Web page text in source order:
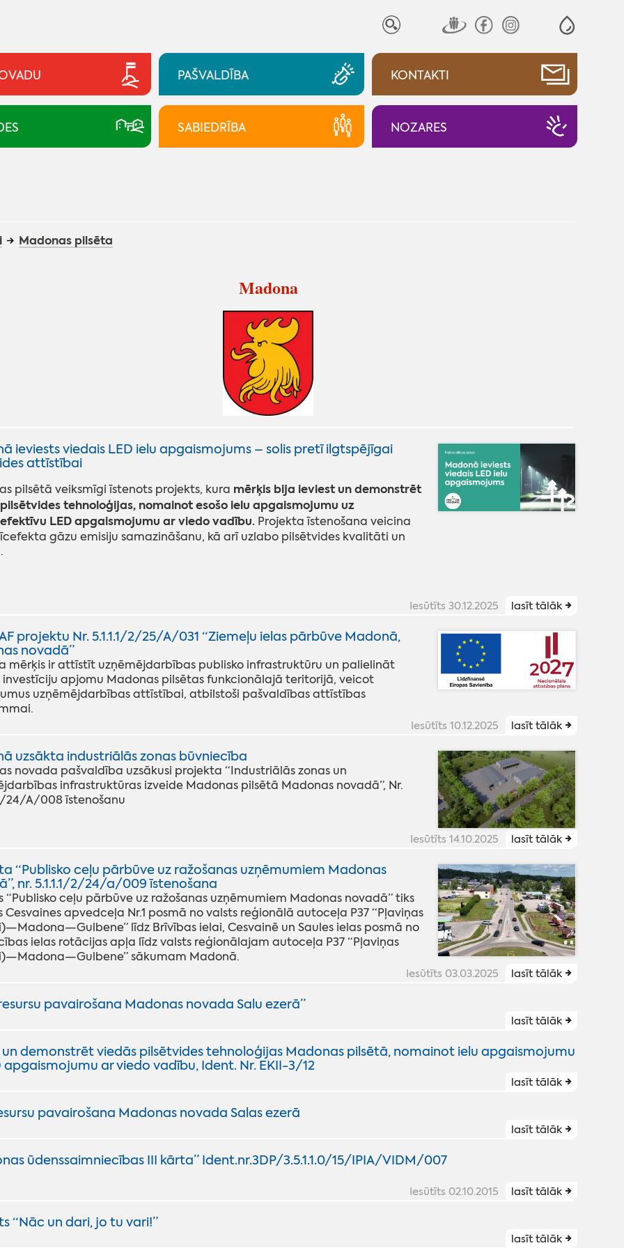
PAŠVALDĪBA KONTAKTI
SABIEDRĪBA NOZARES
Madonas pilsēta
Madona
ieviests viedais LED ielu apgaismojums – solis pretī ilgtspējīgai
attīstībai
pilsētā veiksmīgi īstenots projekts, kura mērķis bija ieviest un demonstrēt
tehnoloģijas, nomainot esošo ielu apgaismojumu uz
LED apgaismojumu ar viedo vadību.Projekta īstenošana veicina
gāzu emisiju samazināšanu, kā arī uzlabo pilsētvides kvalitāti un
Iesūtīts 30.12.2025 lasīt tālāk
projektu Nr. 5.1.1.1/2/25/A/031 “Ziemeļu ielas pārbūve Madonā,
novadā”
mērķis ir attīstīt uzņēmējdarbības publisko infrastruktūru un palielināt
apjomu Madonas pilsētas funkcionālajā teritorijā, veicot
uzņēmējdarbības attīstībai, atbilstoši pašvaldības attīstības
Iesūtīts 10.12.2025 lasīt tālāk
uzsākta industriālās zonas būvniecība
novada pašvaldība uzsākusi projekta “Industriālās zonas un
infrastruktūras izveide Madonas pilsētā Madonas novadā”, Nr.
24/A/008 īstenošanu
Iesūtīts 14.10.2025 lasīt tālāk
“Publisko ceļu pārbūve uz ražošanas uzņēmumiem Madonas
nr. 5.1.1.1/2/24/a/009 īstenošana
“Publisko ceļu pārbūve uz ražošanas uzņēmumiem Madonas novadā” tiks
Cesvaines apvedceļa Nr.1 posmā no valsts reģionālā autoceļa P37 “Pļaviņas
līdz Brīvības ielai, Cesvainē un Saules ielas posmā no
ielas rotācijas apļa līdz valsts reģionālajam autoceļa P37 “Pļaviņas
sākumam Madonā.
Iesūtīts 03.03.2025 lasīt tālāk
pavairošana Madonas novada Salu ezerā”
lasīt tālāk
un demonstrēt viedās pilsētvides tehnoloģijas Madonas pilsētā, nomainot ielu apgaismojumu
apgaismojumu ar viedo vadību, Ident. Nr. EKII-3/12
lasīt tālāk
pavairošana Madonas novada Salas ezerā
lasīt tālāk
ūdenssaimniecības III kārta” Ident.nr.3DP/3.5.1.1.0/15/IPIA/VIDM/007
Iesūtīts 02.10.2015 lasīt tālāk
“Nāc un dari, jo tu vari!”
lasīt tālāk